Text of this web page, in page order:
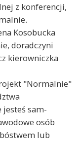
z konferencji,
Kosobucka
doradczyni
kierowniczka
"Normalnie"
sam-
osób
lub